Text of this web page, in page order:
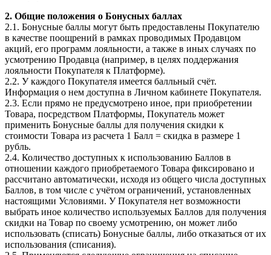
2. Общие положения о Бонусных баллах
2.1. Бонусные баллы могут быть предоставлены Покупателю
в качестве поощрений в рамках проводимых Продавцом
акций, его программ лояльности, а также в иных случаях по
усмотрению Продавца (например, в целях поддержания
лояльности Покупателя к Платформе).
2.2. У каждого Покупателя имеется балльный счёт.
Информация о нем доступна в Личном кабинете Покупателя.
2.3. Если прямо не предусмотрено иное, при приобретении
Товара, посредством Платформы, Покупатель может
применить Бонусные баллы для получения скидки к
стоимости Товара из расчета 1 Балл = скидка в размере 1
рубль.
2.4. Количество доступных к использованию Баллов в
отношении каждого приобретаемого Товара фиксировано и
рассчитано автоматически, исходя из общего числа доступных
Баллов, в том числе с учётом ограничений, установленных
настоящими Условиями. У Покупателя нет возможности
выбрать иное количество используемых Баллов для получения
скидки на Товар по своему усмотрению, он может либо
использовать (списать) Бонусные баллы, либо отказаться от их
использования (списания).